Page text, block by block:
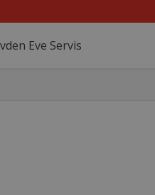
Eve Servis